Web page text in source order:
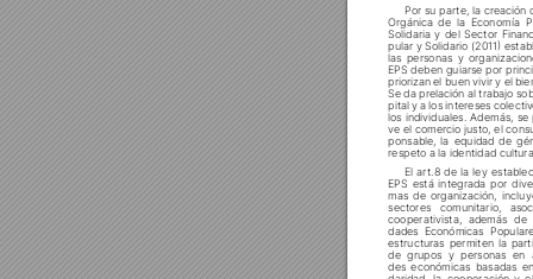

   
Solidaria y del Sector
 
las personas y
 

Se da prelación al trabajo
pital y a los intereses colectiv
   
 

  
   
EPS está integrada por
  



 
 
estructuras permiten la
de grupos y personas en
des económicas basadas